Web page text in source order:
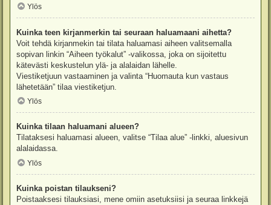
Ylös
Kuinka teen kirjanmerkin tai seuraan haluamaani aihetta?
Voit tehdä kirjanmekin tai tilata haluamasi aiheen valitsemalla
sopivan linkin “Aiheen työkalut” -valikossa, joka on sijoitettu
kätevästi keskustelun ylä- ja alalaidan lähelle.
Viestiketjuun vastaaminen ja valinta “Huomauta kun vastaus
lähetetään” tilaa viestiketjun.
Ylös
Kuinka tilaan haluamani alueen?
Tilataksesi haluamasi alueen, valitse “Tilaa alue” -linkki, aluesivun
alalaidassa.
Ylös
Kuinka poistan tilaukseni?
Poistaaksesi tilauksiasi, mene omiin asetuksiisi ja seuraa linkkejä